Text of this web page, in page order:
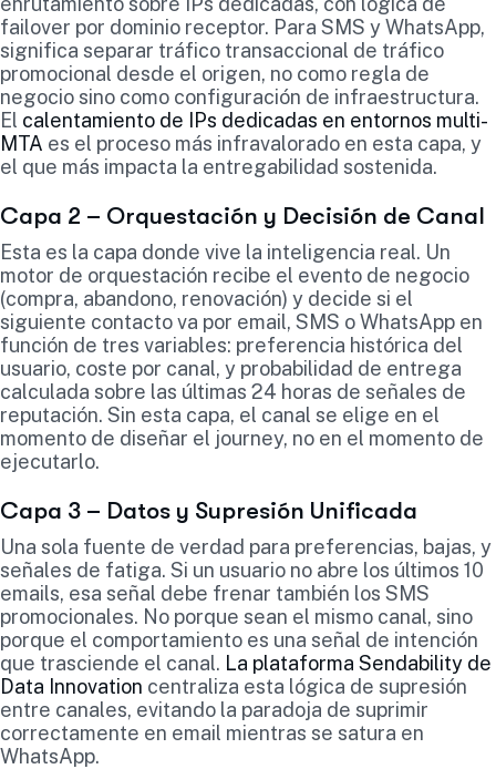
failover por dominio receptor. Para SMS y WhatsApp,
significa separar tráfico transaccional de tráfico
promocional desde el origen, no como regla de
negocio sino como configuración de infraestructura.
El calentamiento de IPs dedicadas en entornos multi-
MTA es el proceso más infravalorado en esta capa, y
el que más impacta la entregabilidad sostenida.
Capa 2 – Orquestación y Decisión de Canal
Esta es la capa donde vive la inteligencia real. Un
motor de orquestación recibe el evento de negocio
(compra, abandono, renovación) y decide si el
siguiente contacto va por email, SMS o WhatsApp en
función de tres variables: preferencia histórica del
usuario, coste por canal, y probabilidad de entrega
calculada sobre las últimas 24 horas de señales de
reputación. Sin esta capa, el canal se elige en el
momento de diseñar el journey, no en el momento de
ejecutarlo.
Capa 3 – Datos y Supresión Unificada
Una sola fuente de verdad para preferencias, bajas, y
señales de fatiga. Si un usuario no abre los últimos 10
emails, esa señal debe frenar también los SMS
promocionales. No porque sean el mismo canal, sino
porque el comportamiento es una señal de intención
que trasciende el canal. La plataforma Sendability de
Data Innovation centraliza esta lógica de supresión
entre canales, evitando la paradoja de suprimir
correctamente en email mientras se satura en
WhatsApp.